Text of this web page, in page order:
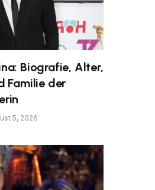
Biografie, Alter,
Familie der
5, 2026